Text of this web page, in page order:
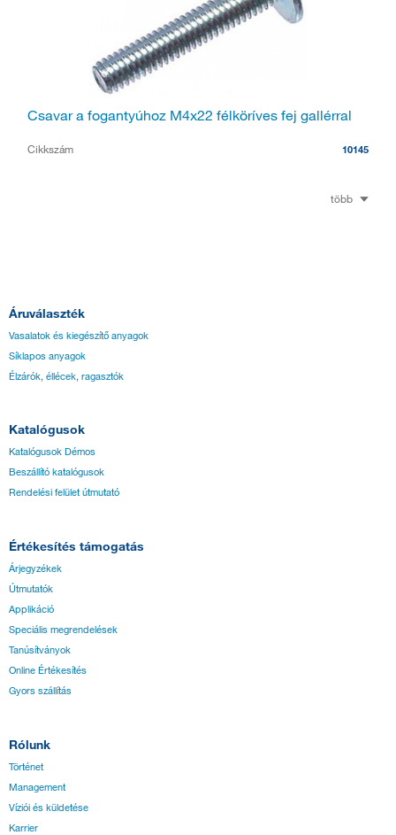
Csavar a fogantyúhoz M4x22 félköríves fej gallérral
Cikkszám 10145
több
Áruválaszték
Vasalatok és kiegészítő anyagok
Síklapos anyagok
Élzárók, éllécek, ragasztók
Katalógusok
Katalógusok Démos
Beszállító katalógusok
Rendelési felület útmutató
Értékesítés támogatás
Árjegyzékek
Útmutatók
Applikáció
Speciális megrendelések
Tanúsítványok
Online Értékesítés
Gyors szállítás
Rólunk
Történet
Management
Víziói és küldetése
Karrier